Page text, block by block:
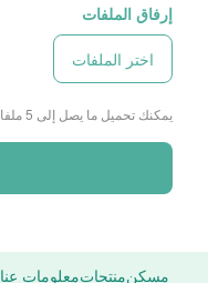
إرفاق الملفات
اختر الملفات
يمكنك تحميل ما يصل إلى 5 ملفات، وحجم كل ملف 10 ميجابايت كحد أقصى.
مسكنمنتجاتمعلومات عنا